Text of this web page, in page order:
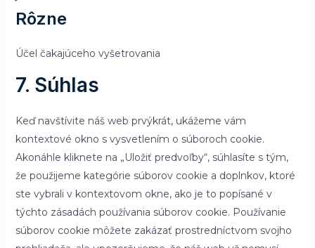
Rôzne
Účel čakajúceho vyšetrovania
7. Súhlas
Keď navštívite náš web prvýkrát, ukážeme vám
kontextové okno s vysvetlením o súboroch cookie.
Akonáhle kliknete na „Uložiť predvoľby“, súhlasíte s tým,
že použijeme kategórie súborov cookie a doplnkov, ktoré
ste vybrali v kontextovom okne, ako je to popísané v
týchto zásadách používania súborov cookie. Používanie
súborov cookie môžete zakázať prostredníctvom svojho